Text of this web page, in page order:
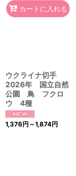
カートに入れる
ウクライナ切手
2026年 国立自然
公園 鳥 フクロ
ウ 4種
1,376円～1,874円